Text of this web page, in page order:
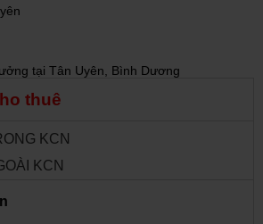
tại Tân Uyên, Bình Dương
thuê
KCN
KCN